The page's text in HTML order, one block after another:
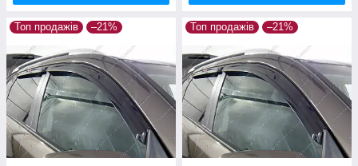
Топ продажів –21% Топ продажів –21%